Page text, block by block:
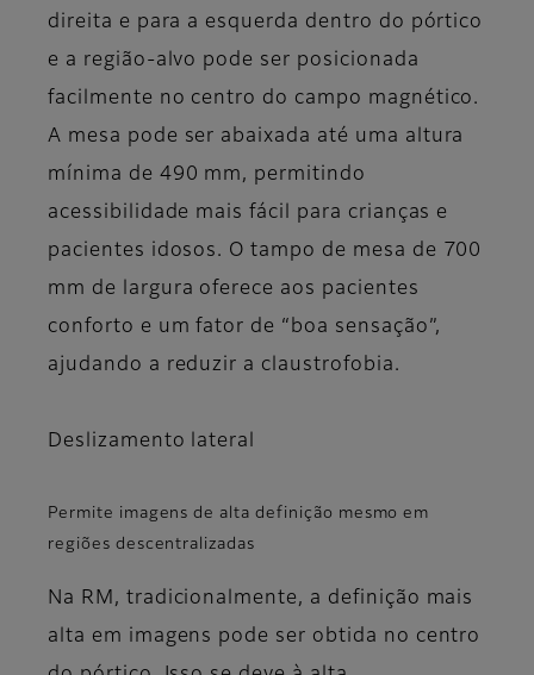
direita e para a esquerda dentro do pórtico
e a região-alvo pode ser posicionada
facilmente no centro do campo magnético.
A mesa pode ser abaixada até uma altura
mínima de 490 mm, permitindo
acessibilidade mais fácil para crianças e
pacientes idosos. O tampo de mesa de 700
mm de largura oferece aos pacientes
conforto e um fator de “boa sensação”,
ajudando a reduzir a claustrofobia.
Deslizamento lateral
Permite imagens de alta definição mesmo em
regiões descentralizadas
Na RM, tradicionalmente, a definição mais
alta em imagens pode ser obtida no centro